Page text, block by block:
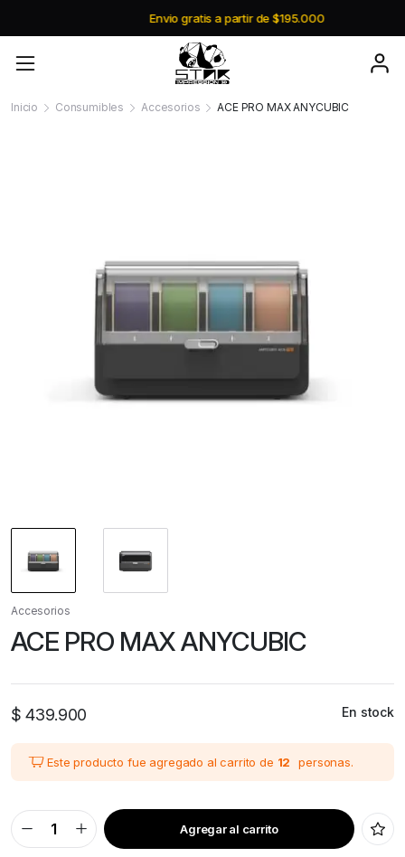
Envio gratis a partir de $195.000
Inicio Consumibles Accesorios ACE PRO MAX ANYCUBIC
Accesorios
ACE PRO MAX ANYCUBIC
$ 439.900 En stock
Este producto fue agregado al carrito de 12 personas.
ACE
PRO
Agregar al carrito